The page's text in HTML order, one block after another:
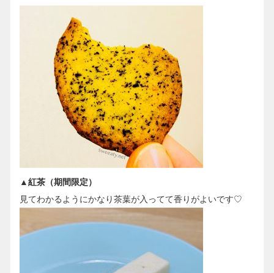
▲紅茶（期間限定）
見てわかるようにかなり茶葉が入ってて香りがよいです♡